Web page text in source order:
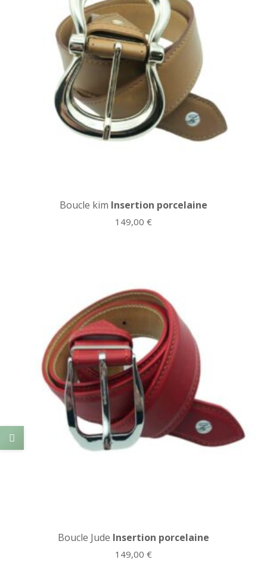
Boucle kim Insertion porcelaine
149,00 €
Boucle Jude Insertion porcelaine
149,00 €